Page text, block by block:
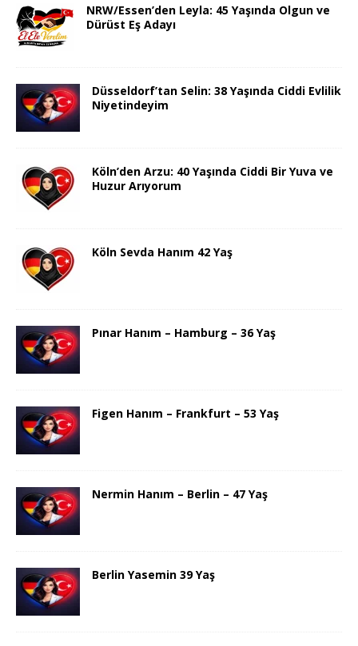
NRW/Essen’den Leyla: 45 Yaşında Olgun ve
Dürüst Eş Adayı
Düsseldorf’tan Selin: 38 Yaşında Ciddi Evlilik
Niyetindeyim
Köln’den Arzu: 40 Yaşında Ciddi Bir Yuva ve
Huzur Arıyorum
Köln Sevda Hanım 42 Yaş
Pınar Hanım – Hamburg – 36 Yaş
Figen Hanım – Frankfurt – 53 Yaş
Nermin Hanım – Berlin – 47 Yaş
Berlin Yasemin 39 Yaş